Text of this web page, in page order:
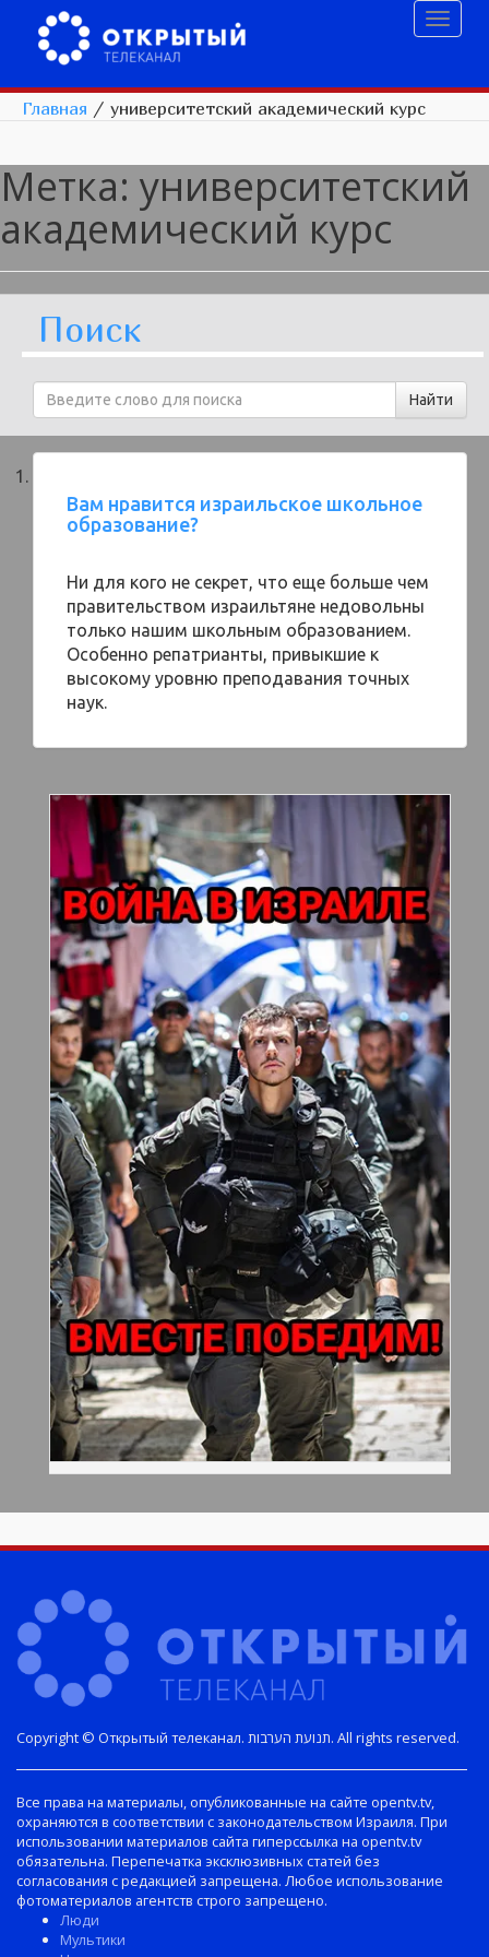
Главная / университетский академический курс
Метка: университетский
академический курс
Поиск
Вам нравится израильское школьное
образование?
Ни для кого не секрет, что еще больше чем
правительством израильтяне недовольны
только нашим школьным образованием.
Особенно репатрианты, привыкшие к
высокому уровню преподавания точных
наук.
Copyright © Открытый телеканал. תנועת הערבות. All rights reserved.
Все права на материалы, опубликованные на сайте opentv.tv,
охраняются в соответствии с законодательством Израиля. При
использовании материалов сайта гиперссылка на opentv.tv
обязательна. Перепечатка эксклюзивных статей без
согласования с редакцией запрещена. Любое использование
фотоматериалов агентств строго запрещено.
Люди
Мультики